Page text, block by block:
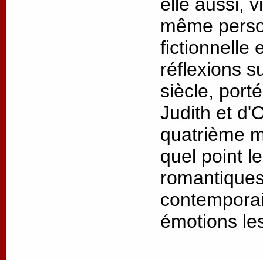
elle aussi,
même
fictionnelle
réflexions
siècle,
Judith et
quatrième
quel point
émotions